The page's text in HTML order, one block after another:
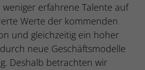
erfahrene Talente auf
Werte der kommenden
und gleichzeitig ein hoher
neue Geschäftsmodelle
Deshalb betrachten wir